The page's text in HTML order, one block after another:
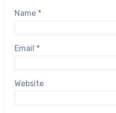
Name *
Email *
Website